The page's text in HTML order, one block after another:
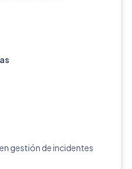
gestión de incidentes